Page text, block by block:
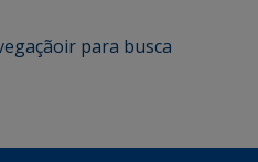
ir para busca